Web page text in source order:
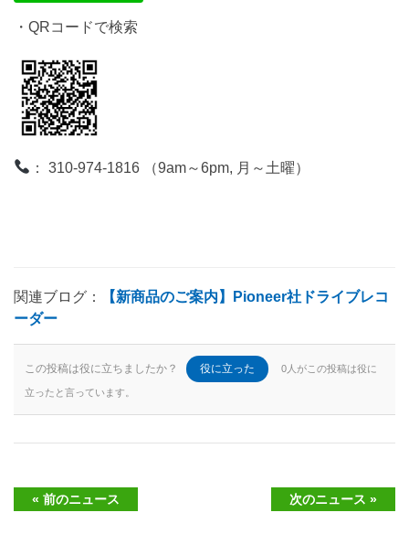
・QRコードで検索
： 310-974-1816 （9am～6pm, 月～土曜）
関連ブログ：
【新商品のご案内】Pioneer社ドライブレコ
ーダー
この投稿は役に立ちましたか？ 役に立った 0人がこの投稿は役に
立ったと言っています。
« 前のニュース 次のニュース »